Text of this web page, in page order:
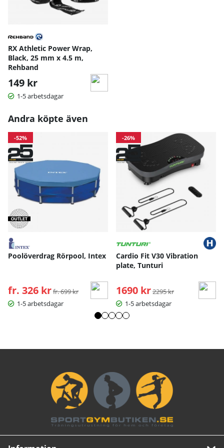
RX Athletic Power Wrap,
Black, 25 mm x 4.5 m,
Rehband
149 kr
1-5 arbetsdagar
Andra köpte även
-52%
Poolöverdrag Rörpool, Intex
fr. 326 kr Ordinarie pris:
fr. 699 kr
1-5 arbetsdagar
-26%
Cardio Fit V30 Vibration
plate, Tunturi
1690 kr Ordinarie pris:
2295 kr
1-5 arbetsdagar